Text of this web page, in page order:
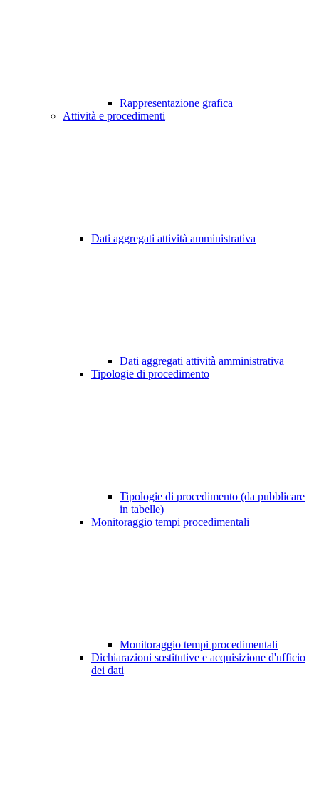
Rappresentazione grafica
Attività e procedimenti
Dati aggregati attività amministrativa
Dati aggregati attività amministrativa
Tipologie di procedimento
Tipologie di procedimento (da pubblicare
in tabelle)
Monitoraggio tempi procedimentali
Monitoraggio tempi procedimentali
Dichiarazioni sostitutive e acquisizione d'ufficio
dei dati